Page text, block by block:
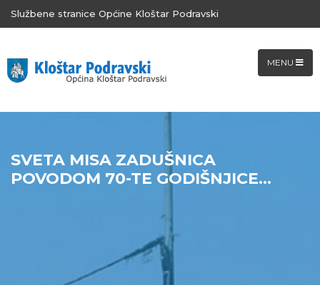
Službene stranice Općine Kloštar Podravski
MENU
SVETA MISA ZADUŠNICA
POVODOM 70-TE GODIŠNJICE...